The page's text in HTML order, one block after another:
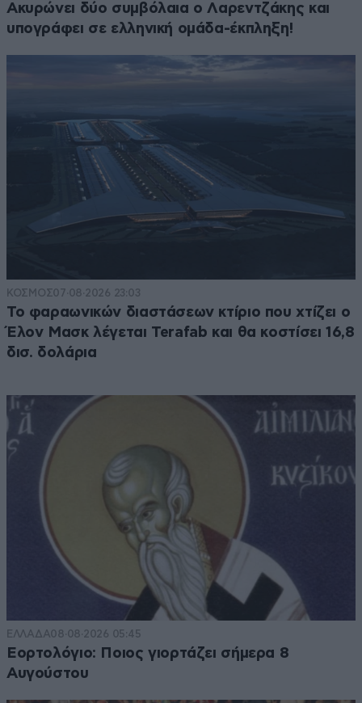
Ακυρώνει δύο συμβόλαια ο Λαρεντζάκης και
υπογράφει σε ελληνική ομάδα-έκπληξη!
ΚΟΣΜΟΣ07·08·2026 23:03
Το φαραωνικών διαστάσεων κτίριο που χτίζει ο
Έλον Μασκ λέγεται Terafab και θα κοστίσει 16,8
δισ. δολάρια
ΕΛΛΑΔΑ08·08·2026 05:45
Εορτολόγιο: Ποιος γιορτάζει σήμερα 8
Αυγούστου